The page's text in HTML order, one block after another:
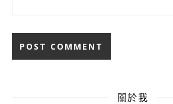
關於我